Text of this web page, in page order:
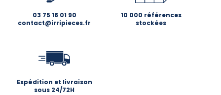
03 75 18 01 90
contact@irripieces.fr
10 000 références
stockées
Expédition et livraison
sous 24/72H